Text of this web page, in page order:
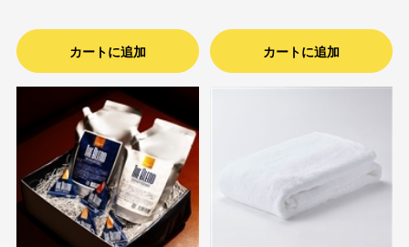
カートに追加 カートに追加